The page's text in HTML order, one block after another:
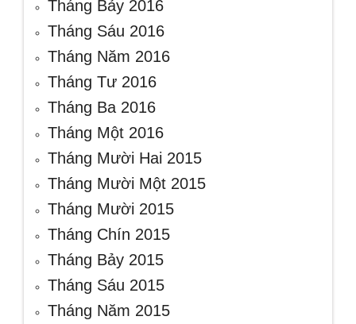
Tháng Bảy 2016
Tháng Sáu 2016
Tháng Năm 2016
Tháng Tư 2016
Tháng Ba 2016
Tháng Một 2016
Tháng Mười Hai 2015
Tháng Mười Một 2015
Tháng Mười 2015
Tháng Chín 2015
Tháng Bảy 2015
Tháng Sáu 2015
Tháng Năm 2015